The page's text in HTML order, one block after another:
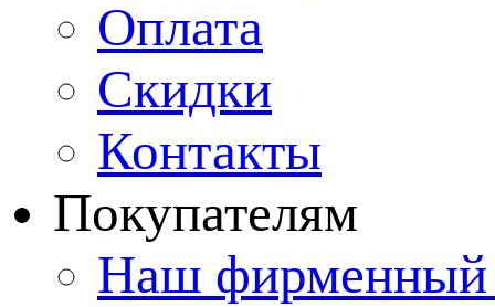
Оплата
Скидки
Контакты
Покупателям
Наш фирменный